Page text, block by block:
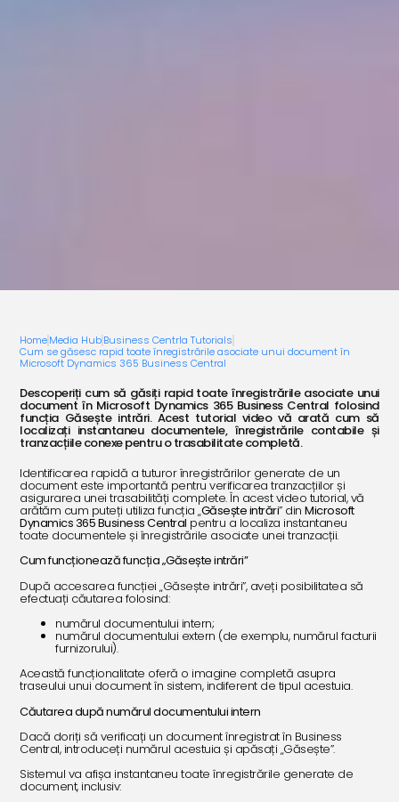
HomeMedia HubBusiness Centrla Tutorials
Cum se găsesc rapid toate înregistrările asociate unui document în
Microsoft Dynamics 365 Business Central
Descoperiți cum să găsiți rapid toate înregistrările asociate unui
document în Microsoft Dynamics 365 Business Central folosind
funcția Găsește intrări. Acest tutorial video vă arată cum să
localizați instantaneu documentele, înregistrările contabile și
tranzacțiile conexe pentru o trasabilitate completă.
Identificarea rapidă a tuturor înregistrărilor generate de un
document este importantă pentru verificarea tranzacțiilor și
asigurarea unei trasabilități complete. În acest video tutorial, vă
arătăm cum puteți utiliza funcția „Găsește intrări” dinMicrosoft
Dynamics 365 Business Central pentru a localiza instantaneu
toate documentele și înregistrările asociate unei tranzacții.
Cum funcționează funcția „Găsește intrări”
După accesarea funcției „Găsește intrări”, aveți posibilitatea să
efectuați căutarea folosind:
numărul documentului intern;
numărul documentului extern (de exemplu, numărul facturii
furnizorului).
Această funcționalitate oferă o imagine completă asupra
traseului unui document în sistem, indiferent de tipul acestuia.
Căutarea după numărul documentului intern
Dacă doriți să verificați un document înregistrat în Business
Central, introduceți numărul acestuia și apăsați „Găsește”.
Sistemul va afișa instantaneu toate înregistrările generate de
document, inclusiv: